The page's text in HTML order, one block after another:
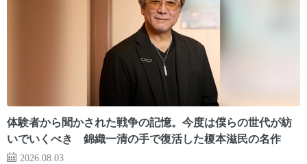
体験者から聞かされた戦争の記憶。今度は僕らの世代が紡
いでいくべき 錦織一清の手で復活した榎本滋民の名作
2026.08.03